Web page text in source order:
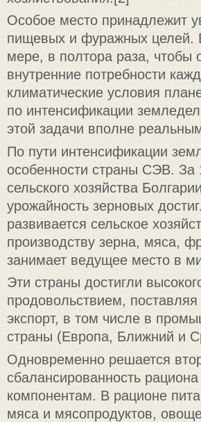
Особое место принадлежит
пищевых и фуражных целей.
мере, в полтора раза, чтобы
внутренние потребности
климатические условия
по интенсификации
этой задачи вполне
По пути интенсификации
особенности страны СЭВ. За
сельского хозяйства
урожайность зерновых
развивается сельское
производству зерна, мяса,
занимает ведущее место в
Эти страны достигли
продовольствием,
экспорт, в том числе в
страны (Европа, Ближний и
Одновременно решается
сбалансированность
компонентам. В рационе
мяса и мясопродуктов,